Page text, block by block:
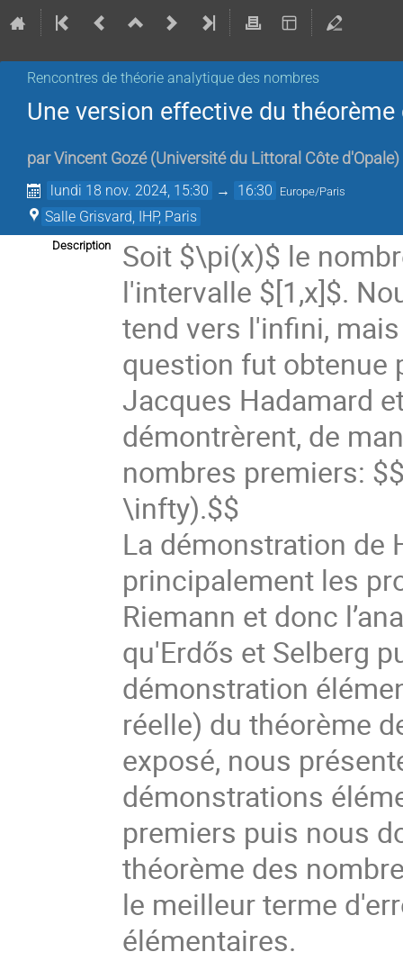
Rencontres de théorie analytique des nombres
Une version effective du
parVincent Gozé (Université du Littoral Côte d'Opale)
lundi 18 nov. 2024, 15:30 → 16:30 Europe/Paris
Salle Grisvard, IHP, Paris
Description
Soit $\pi(x)$ le
l'intervalle $[1,x]$.
tend vers l'infini,
question fut obtenue
Jacques Hadamard
démontrèrent, de
nombres premiers:
\infty).$$
La démonstration de
principalement les
Riemann et donc
qu'Erdős et Selberg
démonstration
réelle) du théorème
exposé, nous
démonstrations
premiers puis nous
théorème des
le meilleur terme
élémentaires.